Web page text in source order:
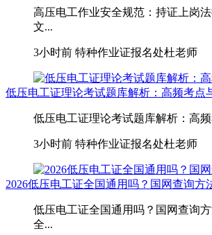
高压电工作业安全规范：持证上岗
文...
3小时前 特种作业证报名处杜老师
低压电工证理论考试题库解析：高频考点
低压电工证理论考试题库解析：高
3小时前 特种作业证报名处杜老师
2026低压电工证全国通用吗？国网查询方
低压电工证全国通用吗？国网查询
全...